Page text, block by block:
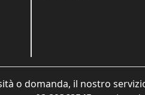
o domanda, il nostro